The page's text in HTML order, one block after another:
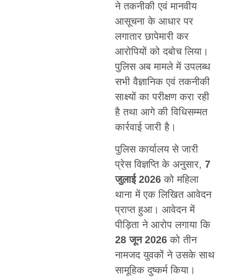
ने तकनीकी एवं मानवीय
आसूचना के आधार पर
लगातार छापेमारी कर
आरोपियों को दबोच लिया।
पुलिस अब मामले में उपलब्ध
सभी वैज्ञानिक एवं तकनीकी
साक्ष्यों का परीक्षण करा रही
है तथा आगे की विधिसम्मत
कार्रवाई जारी है।
पुलिस कार्यालय से जारी
प्रेस विज्ञप्ति के अनुसार, 7
जुलाई 2026को महिला
थाना में एक लिखित आवेदन
प्राप्त हुआ। आवेदन में
पीड़िता ने आरोप लगाया कि
28 जून 2026को तीन
नामजद युवकों ने उसके साथ
सामूहिक दुष्कर्म किया।